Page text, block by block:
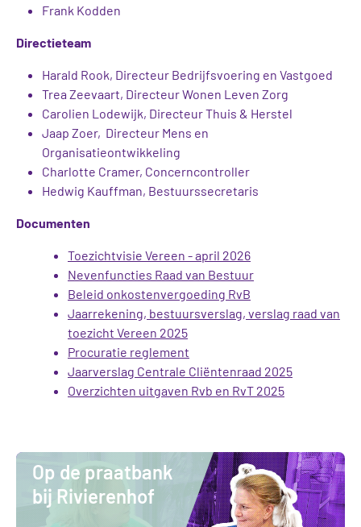
Frank Kodden
Directieteam
Harald Rook, Directeur Bedrijfsvoering en Vastgoed
Trea Zeevaart, Directeur Wonen Leven Zorg
Carolien Lodewijk, Directeur Thuis & Herstel
Jaap Zoer, Directeur Mens en
Organisatieontwikkeling
Charlotte Cramer, Concerncontroller
Hedwig Kauffman, Bestuurssecretaris
Documenten
Toezichtvisie Vereen - april 2026
Nevenfuncties Raad van Bestuur
Beleid onkostenvergoeding RvB
Jaarrekening, bestuursverslag, verslag raad van
toezicht Vereen 2025
Procuratie reglement
Jaarverslag Centrale Cliëntenraad 2025
Overzichten uitgaven Rvb en RvT 2025
Op de praatbank
bij Rivierenhof